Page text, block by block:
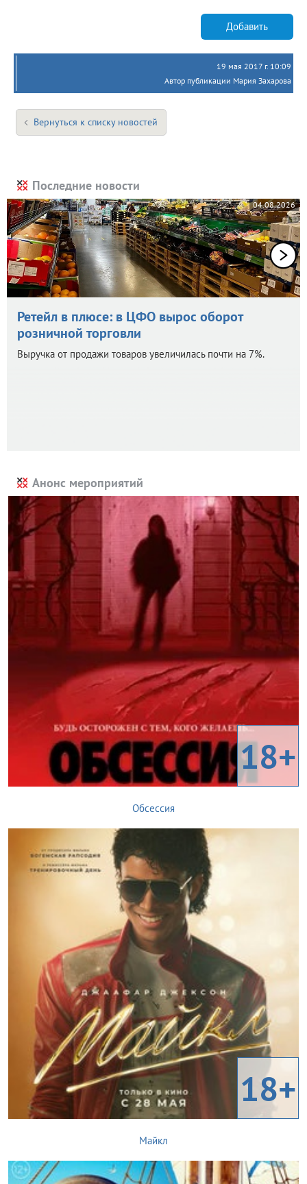
Добавить
19 мая 2017 г. 10:09
Автор публикации Мария Захарова
Вернуться к списку новостей
Последние новости
04.08.2026
Ретейл в плюсе: в ЦФО вырос оборот
розничной торговли
Выручка от продажи товаров увеличилась почти на 7%.
Анонс мероприятий
18+
Обсессия
18+
Майкл